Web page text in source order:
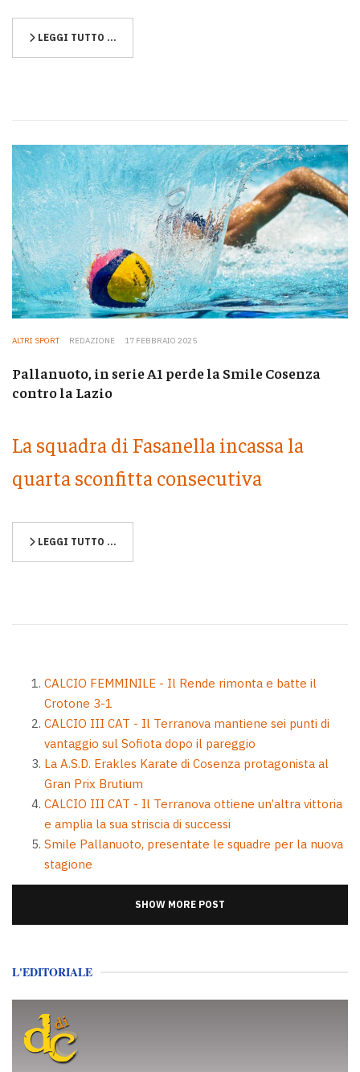
LEGGI TUTTO …
ALTRI SPORT REDAZIONE 17 FEBBRAIO 2025
Pallanuoto, in serie A1 perde la Smile Cosenza
contro la Lazio
La squadra di Fasanella incassa la
quarta sconfitta consecutiva
LEGGI TUTTO …
CALCIO FEMMINILE - Il Rende rimonta e batte il
Crotone 3-1
CALCIO III CAT - Il Terranova mantiene sei punti di
vantaggio sul Sofiota dopo il pareggio
La A.S.D. Erakles Karate di Cosenza protagonista al
Gran Prix Brutium
CALCIO III CAT - Il Terranova ottiene un’altra vittoria
e amplia la sua striscia di successi
Smile Pallanuoto, presentate le squadre per la nuova
stagione
SHOW MORE POST
L'EDITORIALE